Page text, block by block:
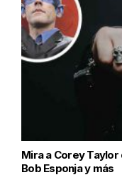
Mira a Corey Taylor
Bob Esponja y más